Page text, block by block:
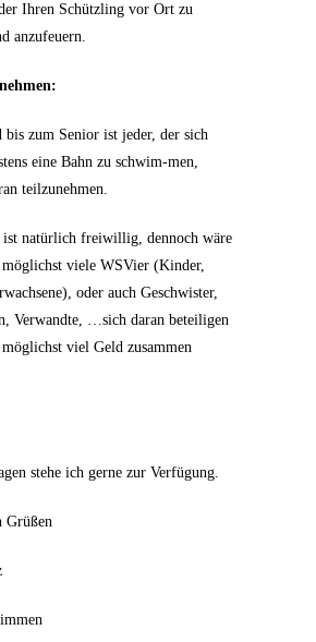
Ihren Schützling vor Ort zu
anzufeuern.
zum Senior ist jeder, der sich
eine Bahn zu schwim-men,
teilzunehmen.
ist natürlich freiwillig, dennoch wäre
möglichst viele WSVier (Kinder,
oder auch Geschwister,
Verwandte, …sich daran beteiligen
viel Geld zusammen
stehe ich gerne zur Verfügung.
Grüßen